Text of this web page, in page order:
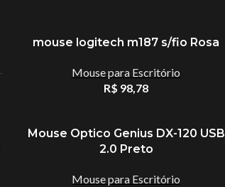
mouse logitech m187 s/fio Rosa
Mouse para Escritório
R$ 98,78
Mouse Optico Genius DX-120 USB
2.0 Preto
Mouse para Escritório